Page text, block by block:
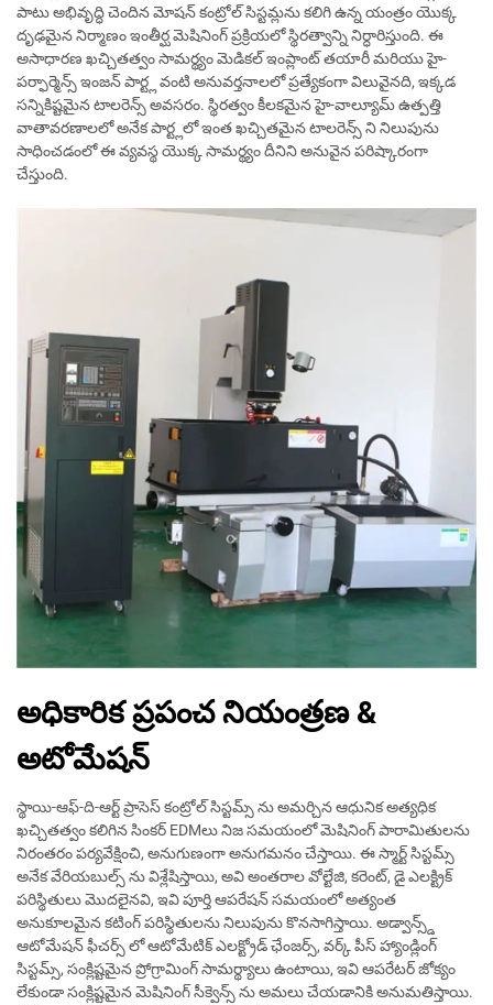
పాటు అభివృద్ధి చెందిన మోషన్ కంట్రోల్ సిస్టమ్లను కలిగి ఉన్న యంత్రం యొక్క
దృఢమైన నిర్మాణం ఇంతీర్ఘ మెషినింగ్ ప్రక్రియలో స్థిరత్వాన్ని నిర్ధారిస్తుంది. ఈ
అసాధారణ ఖచ్చితత్వం సామర్థ్యం మెడికల్ ఇంప్లాంట్ తయారీ మరియు హై-
పర్ఫార్మెన్స్ ఇంజన్ పార్ట్ల వంటి అనువర్తనాలలో ప్రత్యేకంగా విలువైనది, ఇక్కడ
సన్నికిష్టమైన టాలరెన్స్ అవసరం. స్థిరత్వం కీలకమైన హై-వాల్యూమ్ ఉత్పత్తి
వాతావరణాలలో అనేక పార్ట్లలో ఇంత ఖచ్చితమైన టాలరెన్స్ ని నిలుపును
సాధించడంలో ఈ వ్యవస్థ యొక్క సామర్థ్యం దీనిని అనువైన పరిష్కారంగా
చేస్తుంది.
అధికారిక ప్రపంచ నియంత్రణ &
అటోమేషన్
స్థాయి-ఆఫ్-ది-ఆర్ట్ ప్రాసెస్ కంట్రోల్ సిస్టమ్స్ ను అమర్చిన ఆధునిక అత్యధిక
ఖచ్చితత్వం కలిగిన సింకర్ EDMలు నిజ సమయంలో మెషినింగ్ పారామితులను
నిరంతరం పర్యవేక్షించి, అనుగుణంగా అనుగమనం చేస్తాయి. ఈ స్మార్ట్ సిస్టమ్స్
అనేక వేరియబుల్స్ ను విశ్లేషిస్తాయి, అవి అంతరాల వోల్టేజి, కరెంట్, డై ఎలక్ట్రిక్
పరిస్థితులు మొదలైనవి, ఇవి పూర్తి ఆపరేషన్ సమయంలో అత్యంత
అనుకూలమైన కటింగ్ పరిస్థితులను నిలుపును కొనసాగిస్తాయి. అడ్వాన్స్డ్
ఆటోమేషన్ ఫీచర్స్ లో ఆటోమేటిక్ ఎలక్ట్రోడ్ ఛేంజర్స్, వర్క్ పీస్ హ్యాండ్లింగ్
సిస్టమ్స్, సంక్లిష్టమైన ప్రోగ్రామింగ్ సామర్థ్యాలు ఉంటాయి, ఇవి ఆపరేటర్ జోక్యం
లేకుండా సంక్లిష్టమైన మెషినింగ్ సీక్వెన్స్ ను అమలు చేయడానికి అనుమతిస్తాయి.